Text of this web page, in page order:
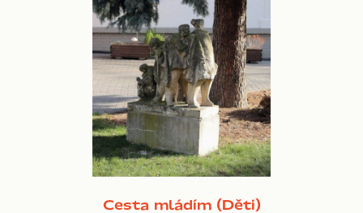
Cesta mládím (Děti)